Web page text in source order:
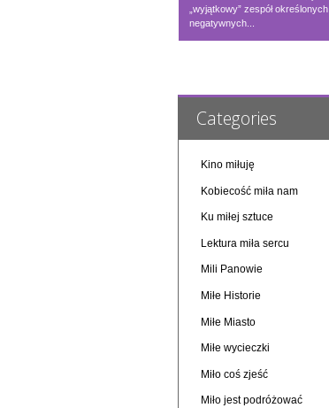
„wyjątkowy” zespół określonych
negatywnych...
Categories
Kino miłuję
Kobiecość miła nam
Ku miłej sztuce
Lektura miła sercu
Mili Panowie
Miłe Historie
Miłe Miasto
Miłe wycieczki
Miło coś zjeść
Miło jest podróżować